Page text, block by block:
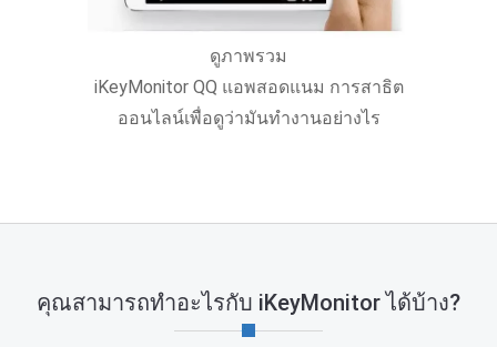
ดูภาพรวม
iKeyMonitor QQ แอพสอดแนม การสาธิต
ออนไลน์เพื่อดูว่ามันทํางานอย่างไร
คุณสามารถทําอะไรกับ iKeyMonitor ได้บ้าง?